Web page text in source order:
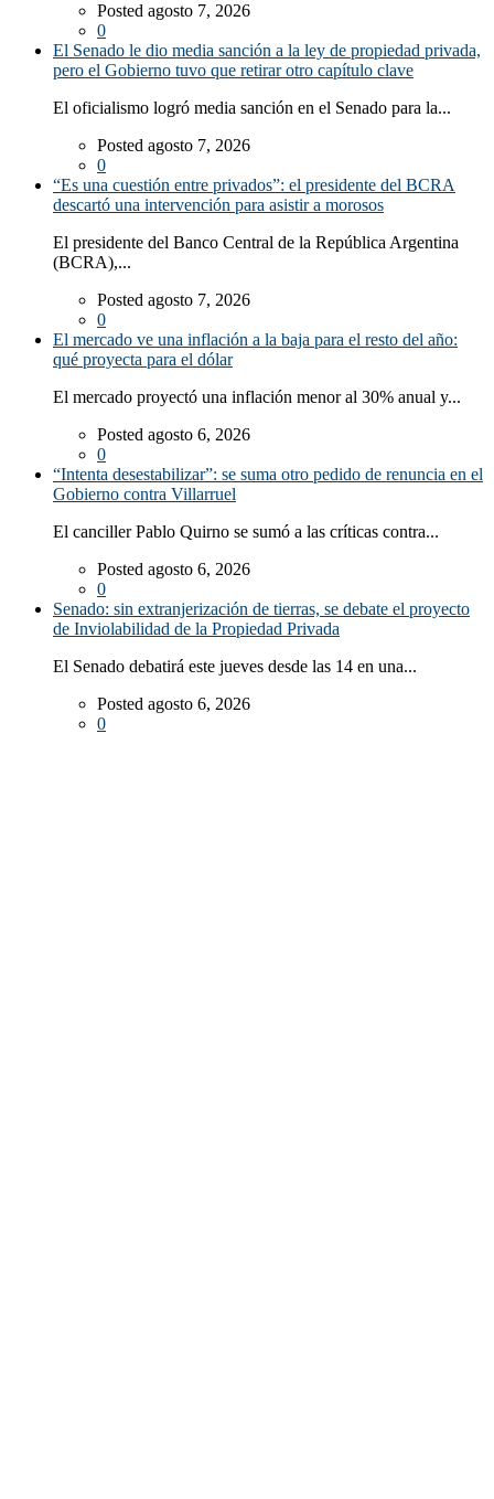
Posted agosto 7, 2026
0
El Senado le dio media sanción a la ley de propiedad privada,
pero el Gobierno tuvo que retirar otro capítulo clave
El oficialismo logró media sanción en el Senado para la...
Posted agosto 7, 2026
0
“Es una cuestión entre privados”: el presidente del BCRA
descartó una intervención para asistir a morosos
El presidente del Banco Central de la República Argentina
(BCRA),...
Posted agosto 7, 2026
0
El mercado ve una inflación a la baja para el resto del año:
qué proyecta para el dólar
El mercado proyectó una inflación menor al 30% anual y...
Posted agosto 6, 2026
0
“Intenta desestabilizar”: se suma otro pedido de renuncia en el
Gobierno contra Villarruel
El canciller Pablo Quirno se sumó a las críticas contra...
Posted agosto 6, 2026
0
Senado: sin extranjerización de tierras, se debate el proyecto
de Inviolabilidad de la Propiedad Privada
El Senado debatirá este jueves desde las 14 en una...
Posted agosto 6, 2026
0